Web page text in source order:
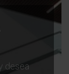
desea